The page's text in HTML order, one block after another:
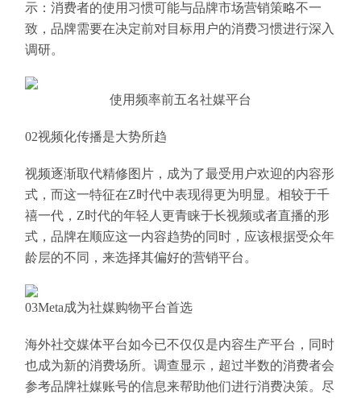
示：消费者的使用习惯可能与品牌市场营销策略不一
致，品牌需要在决定前对目标用户的消费习惯进行深入
调研。
使用频率前五名社媒平台
02视频化传播是大势所趋
视频逐渐取代精修图片，成为了最受用户欢迎的内容形
式，而这一特征在Z时代中表现得更为明显。相较于千
禧一代，Z时代的年轻人更青睐于长视频或者直播的形
式，品牌在顺应这一内容趋势的同时，应该根据受众年
龄层的不同，来选择其偏好的营销平台。
03Meta成为社媒购物平台首选
海外社交媒体平台如今已不仅仅是内容生产平台，同时
也成为新的消费场所。调查显示，超过半数的消费者会
参考品牌社媒账号的信息来帮助他们进行消费决策。尽